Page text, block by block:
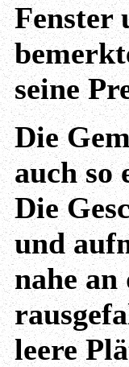
Fenster
seine
Die
auch so
Die
und
nahe
leere